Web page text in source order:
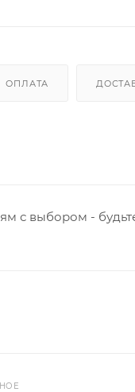
ОПЛАТА
с выбором -